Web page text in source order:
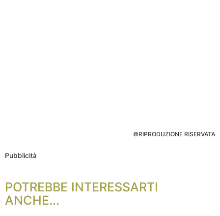
©RIPRODUZIONE RISERVATA
Pubblicità
POTREBBE INTERESSARTI
ANCHE...